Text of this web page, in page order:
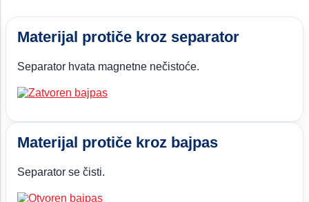
Materijal protiče kroz separator
Separator hvata magnetne nečistoće.
Materijal protiče kroz bajpas
Separator se čisti.